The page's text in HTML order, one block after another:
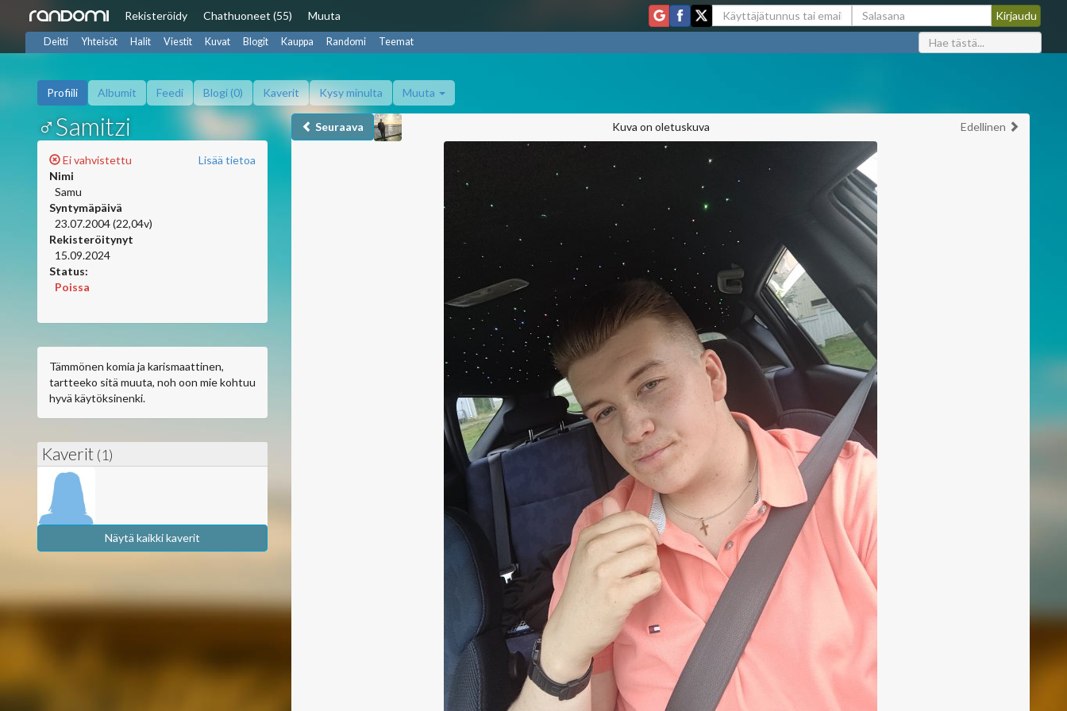
Rekisteröidy Chathuoneet (55) Muuta
Deitti Yhteisöt Halit Viestit Kuvat Blogit Kauppa Randomi Teemat
Profiili Albumit Feedi Blogi (0) Kaverit Kysy minulta Muuta
Seuraava Kuva on oletuskuva Edellinen
♂Samitzi
Lisää tietoa
Ei vahvistettu
Nimi
Samu
Syntymäpäivä
23.07.2004 (22,04v)
Rekisteröitynyt
15.09.2024
Status:
Poissa
Tämmönen komia ja karismaattinen,
tartteeko sitä muuta, noh oon mie kohtuu
hyvä käytöksinenki.
Kaverit (1)
Näytä kaikki kaverit